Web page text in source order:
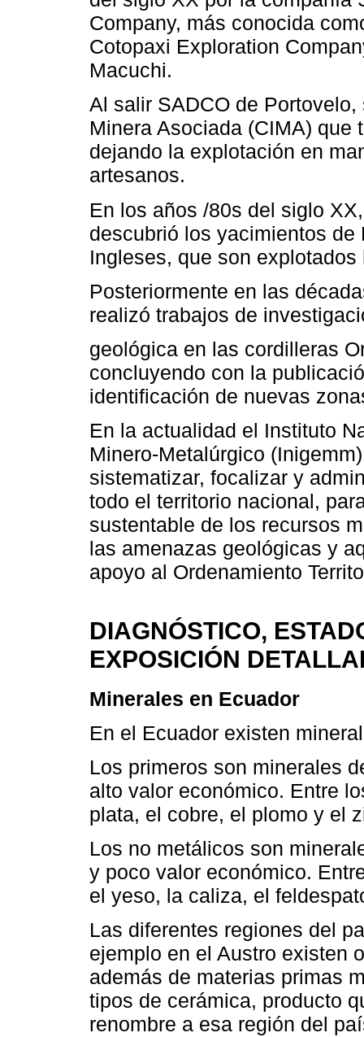
Company, más conocida
Cotopaxi Exploration
Macuchi.
Al salir SADCO de
Minera Asociada (CIMA) que
dejando la explotación en
artesanos.
En los años /80s del siglo
descubrió los yacimientos
Ingleses, que son
Posteriormente en las
realizó trabajos de
geológica en las cordilleras
concluyendo con la
identificación de nuevas
En la actualidad el Instituto
Minero-Metalúrgico
sistematizar, focalizar y
todo el territorio nacional,
sustentable de los recursos
las amenazas geológicas y
apoyo al Ordenamiento
DIAGNÓSTICO,
EXPOSICIÓN
Minerales en Ecuador
En el Ecuador existen
Los primeros son minerales
alto valor económico. Entre
plata, el cobre, el plomo y el
Los no metálicos son
y poco valor económico.
el yeso, la caliza, el
Las diferentes regiones del
ejemplo en el Austro existen
además de materias primas
tipos de cerámica, producto
renombre a esa región del